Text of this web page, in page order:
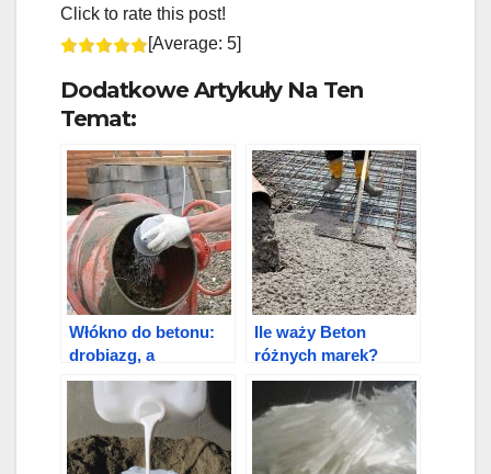
Click to rate this post!
[Average: 5]
Dodatkowe Artykuły Na Ten
Temat:
Włókno do betonu:
drobiazg, a
wzmacnia
Ile waży Beton
różnych marek?